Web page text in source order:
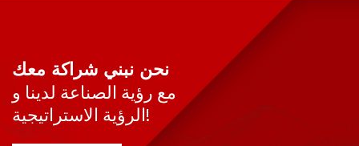
نحن نبني شراكة معك
مع رؤية الصناعة لدينا و
الرؤية الاستراتيجية!